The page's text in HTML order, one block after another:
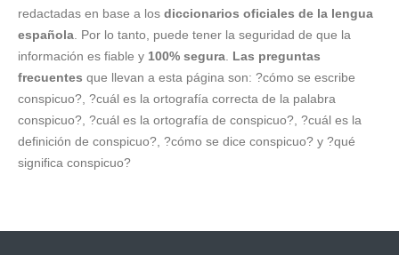
redactadas en base a los diccionarios oficiales de la lengua
española . Por lo tanto, puede tener la seguridad de que la
información es fiable y 100% segura Las preguntas
frecuentes que llevan a esta página son: ?cómo se escribe
conspicuo?, ?cuál es la ortografía correcta de la palabra
conspicuo?, ?cuál es la ortografía de conspicuo?, ?cuál es la
definición de conspicuo?, ?cómo se dice conspicuo? y ?qué
significa conspicuo?